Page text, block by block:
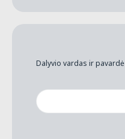
Dalyvio vardas ir pavardė